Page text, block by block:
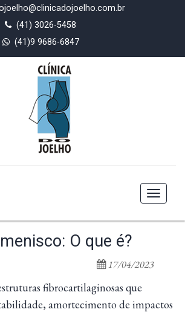
(41) 3026-5458
(41)9 9686-6847
Toggle
O que é?
17/04/2023
fibrocartilaginosas que
amortecimento de impactos